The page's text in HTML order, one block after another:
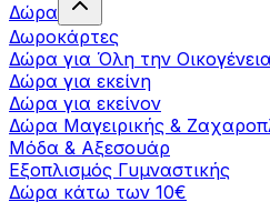
Δώρα
Δωροκάρτες
Δώρα για Όλη την Οικογένεια
Δώρα για εκείνη
Δώρα για εκείνον
Δώρα Μαγειρικής &
Μόδα & Αξεσουάρ
Εξοπλισμός Γυμναστικής
Δώρα κάτω των 10€